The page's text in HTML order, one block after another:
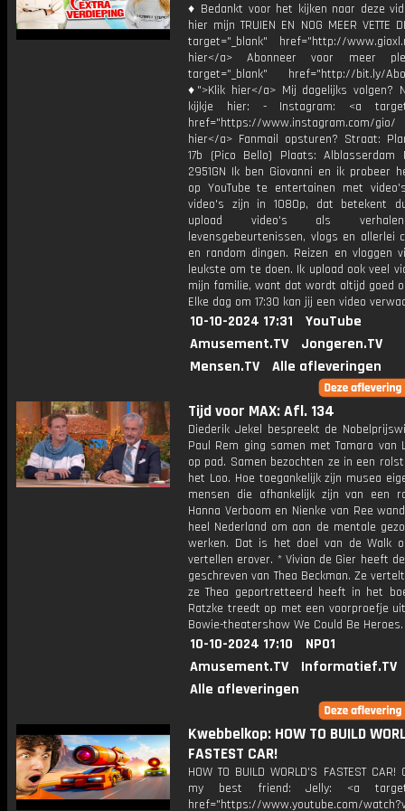
♦ Bedankt voor het kijken naar deze
hier mijn TRUIEN EN NOG MEER VETTE
target="_blank" href="http://
hier</a> Abonneer voor meer
target="_blank" href="http://bit.ly/
♦">Klik hier</a> Mij dagelijks volgen?
kijkje hier: - Instagram: <a
href="https://www.instagram.com/
hier</a> Fanmail opsturen? Straat:
17b (Pico Bello) Plaats: Alblasserdam
2951GN Ik ben Giovanni en ik probeer
op YouTube te entertainen met
video's zijn in 1080p, dat betekent
upload video's als
levensgebeurtenissen, vlogs en allerlei
en random dingen. Reizen en vloggen
leukste om te doen. Ik upload ook veel
mijn familie, want dat wordt altijd goed
Elke dag om 17:30 kan jij een video
10-10-2024 17:31
YouTube
Amusement.TV
Jongeren.TV
Mensen.TV
Alle afleveringen
Tijd voor MAX: Afl. 134
Diederik Jekel bespreekt de
Paul Rem ging samen met Tamara van
op pad. Samen bezochten ze in een
het Loo. Hoe toegankelijk zijn musea
mensen die afhankelijk zijn van een
Hanna Verboom en Nienke van Ree
heel Nederland om aan de mentale
werken. Dat is het doel van de Walk
vertellen erover. * Vivian de Gier heeft
geschreven van Thea Beckman. Ze
ze Thea geportretteerd heeft in het
Ratzke treedt op met een voorproefje
Bowie-theatershow We Could Be Heroes.
10-10-2024 17:10
NPO1
Amusement.TV
Informatief.TV
Alle afleveringen
Kwebbelkop: HOW TO BUILD
FASTEST CAR!
HOW TO BUILD WORLD'S FASTEST
my best friend: Jelly: <a
href="https://www.youtube.com/